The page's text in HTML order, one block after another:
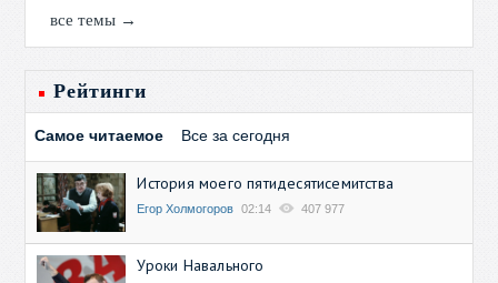
все темы →
Рейтинги
Самое читаемое Все за сегодня
История моего пятидесятисемитства
Егор Холмогоров 02:14 407 977
Уроки Навального